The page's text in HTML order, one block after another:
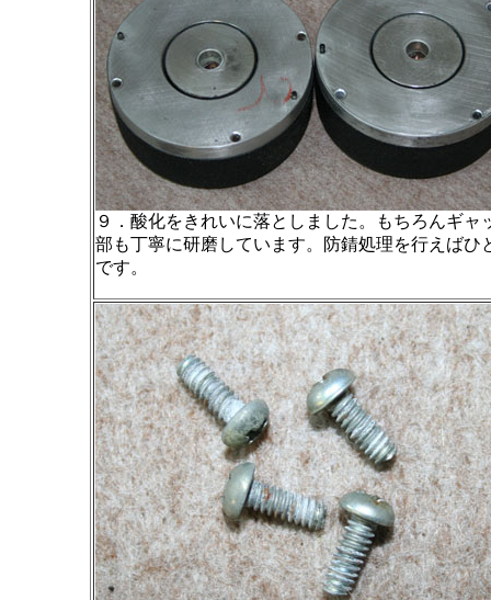
９．酸化をきれいに落としました。もちろんギャ
部も丁寧に研磨しています。防錆処理を行えばひ
です。